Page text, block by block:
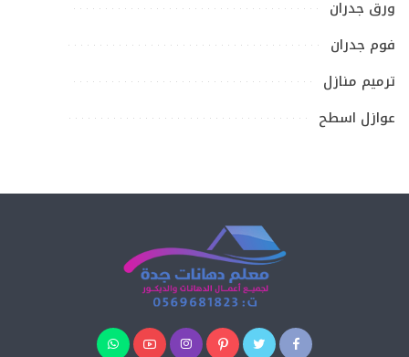
ورق جدران
فوم جدران
ترميم منازل
عوازل اسطح